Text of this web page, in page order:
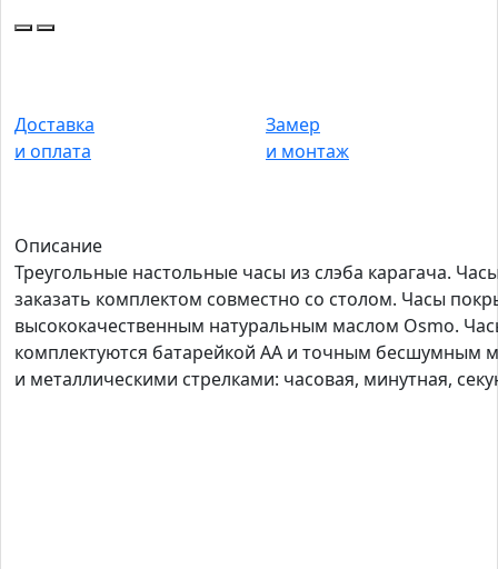
Доставка
и оплата
Замер
и монтаж
Описание
Треугольные настольные часы из слэба карагача.
заказать комплектом совместно со столом. Часы
высококачественным натуральным маслом Osmo.
комплектуются батарейкой АА и точным бесшумным
и металлическими стрелками: часовая, минутная,